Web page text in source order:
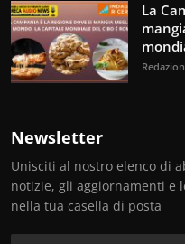
La
Newsletter
Unisciti al nostro elenco di
notizie, gli aggiornamenti e
nella tua casella di posta